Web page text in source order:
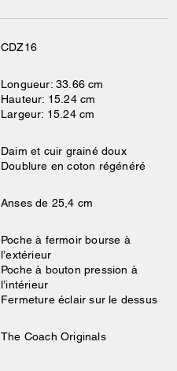
CDZ16
Longueur: 33.66 cm
Hauteur: 15.24 cm
Largeur: 15.24 cm
Daim et cuir grainé doux
Doublure en coton régénéré
Anses de 25,4 cm
Poche à fermoir bourse à
l’extérieur
Poche à bouton pression à
l’intérieur
Fermeture éclair sur le dessus
The Coach Originals